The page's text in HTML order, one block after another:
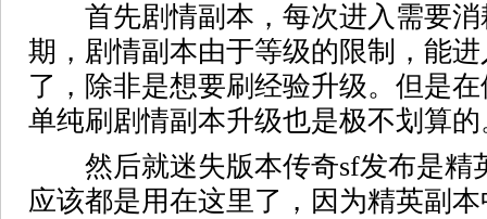
首先剧情副本，每次进入需要消
期，剧情副本由于等级的限制，能
了，除非是想要刷经验升级。但是
单纯刷剧情副本升级也是极不划算的
然后就迷失版本传奇sf发布是精
应该都是用在这里了，因为精英副